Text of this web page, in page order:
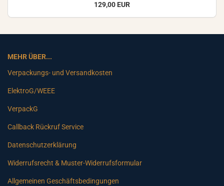
129,00 EUR
MEHR ÜBER...
Verpackungs- und Versandkosten
ElektroG/WEEE
VerpackG
Callback Rückruf Service
Datenschutzerklärung
Widerrufsrecht & Muster-Widerrufsformular
Allgemeinen Geschäftsbedingungen